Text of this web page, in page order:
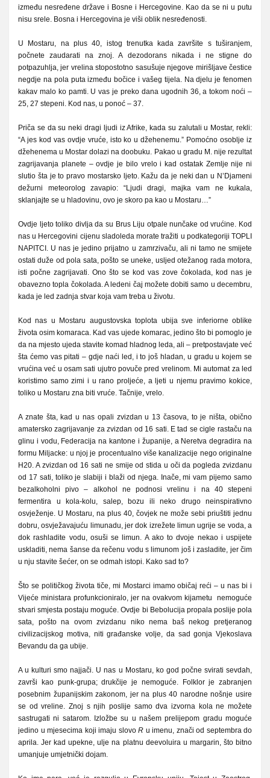
između nesređene države i Bosne i Hercegovine. Kao da se ni u putu
nisu srele. Bosna i Hercegovina je viši oblik nesređenosti.
U Mostaru, na plus 40, istog trenutka kada završite s tuširanjem,
počnete zaudarati na znoj. A dezodorans nikada i ne stigne do
potpazuhlja, jer vrelina stopostotno sasušuje njegove mirišljave čestice
negdje na pola puta između bočice i vašeg tijela. Na djelu je fenomen
kakav malo ko pamti. U vas je preko dana ugodnih 36, a tokom noći –
25, 27 stepeni. Kod nas, u ponoć – 37.
Priča se da su neki dragi ljudi iz Afrike, kada su zalutali u Mostar, rekli:
“A jes kod vas ovdje vruće, isto ko u džehenemu.” Pomoćno osoblje iz
džehenema u Mostar dolazi na doobuku. Pakao u gradu M. nije rezultat
zagrijavanja planete – ovdje je bilo vrelo i kad ostatak Zemlje nije ni
slutio šta je to pravo mostarsko ljeto. Kažu da je neki dan u N’Djameni
dežurni meteorolog zavapio: “Ljudi dragi, majka vam ne kukala,
sklanjajte se u hladovinu, ovo je skoro pa kao u Mostaru…”
Ovdje ljeto toliko divlja da su Brus Liju otpale nunčake od vrućine. Kod
nas u Hercegovini cijenu sladoleda morate tražiti u podkategoriji TOPLI
NAPITCI. U nas je jedino prijatno u zamrzivaču, ali ni tamo ne smijete
ostati duže od pola sata, pošto se uneke, usljed otežanog rada motora,
isti počne zagrijavati. Ono što se kod vas zove čokolada, kod nas je
obavezno topla čokolada. A ledeni čaj možete dobiti samo u decembru,
kada je led zadnja stvar koja vam treba u životu.
Kod nas u Mostaru augustovska toplota ubija sve inferiorne oblike
života osim komaraca. Kad vas ujede komarac, jedino što bi pomoglo je
da na mjesto ujeda stavite komad hladnog leda, ali – pretpostavjate već
šta ćemo vas pitati – gdje naći led, i to još hladan, u gradu u kojem se
vrućina već u osam sati ujutro povuče pred vrelinom. Mi automat za led
koristimo samo zimi i u rano proljeće, a ljeti u njemu pravimo kokice,
toliko u Mostaru zna biti vruće. Tačnije, vrelo.
A znate šta, kad u nas opali zvizdan u 13 časova, to je ništa, obično
amatersko zagrijavanje za zvizdan od 16 sati. E tad se cigle rastaču na
glinu i vodu, Federacija na kantone i županije, a Neretva degradira na
formu Miljacke: u njoj je procentualno više kanalizacije nego originalne
H20. A zvizdan od 16 sati ne smije od stida u oči da pogleda zvizdanu
od 17 sati, toliko je slabiji i blaži od njega. Inače, mi vam pijemo samo
bezalkoholni pivo – alkohol ne podnosi vrelinu i na 40 stepeni
fermentira u kola-kolu, salep, bozu ili neko drugo neinspirativno
osvježenje. U Mostaru, na plus 40, čovjek ne može sebi priuštiti jednu
dobru, osvježavajuću limunadu, jer dok izrežete limun ugrije se voda, a
dok rashladite vodu, osuši se limun. A ako to dvoje nekao i uspijete
uskladiti, nema šanse da rečenu vodu s limunom još i zasladite, jer čim
u nju stavite šećer, on se odmah istopi. Kako sad to?
Što se političkog života tiče, mi Mostarci imamo običaj reći – u nas bi i
Vijeće ministara profunkcioniralo, jer na ovakvom kijametu nemoguće
stvari smjesta postaju moguće. Ovdje bi Bebolucija propala poslije pola
sata, pošto na ovom zvizdanu niko nema baš nekog pretjeranog
civilizacijskog motiva, niti građanske volje, da sad gonja Vjekoslava
Bevandu da ga ubije.
A u kulturi smo najjači. U nas u Mostaru, ko god počne svirati sevdah,
završi kao punk-grupa; drukčije je nemoguće. Folklor je zabranjen
posebnim županijskim zakonom, jer na plus 40 narodne nošnje usire
se od vreline. Znoj s njih poslije samo dva izvorna kola ne možete
sastrugati ni satarom. Izložbe su u našem prelijepom gradu moguće
jedino u mjesecima koji imaju slovo R u imenu, znači od septembra do
aprila. Jer kad upekne, ulje na platnu deevoluira u margarin, što bitno
umanjuje umjetnički dojam.